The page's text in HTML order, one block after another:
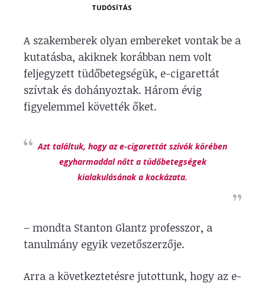
TUDÓSÍTÁS
A szakemberek olyan embereket vontak be a
kutatásba, akiknek korábban nem volt
feljegyzett tüdőbetegségük, e-cigarettát
szívtak és dohányoztak. Három évig
figyelemmel követték őket.
Azt találtuk, hogy az e-cigarettát szívók körében
egyharmaddal nőtt a tüdőbetegségek
kialakulásának a kockázata.
– mondta Stanton Glantz professzor, a
tanulmány egyik vezetőszerzője.
Arra a következtetésre jutottunk, hogy az e-